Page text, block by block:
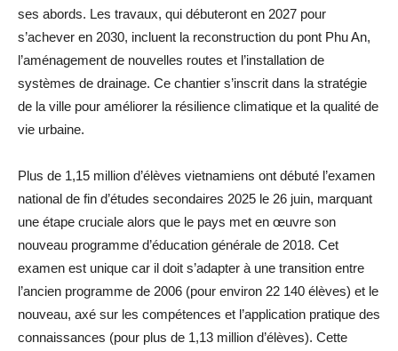
ses abords. Les travaux, qui débuteront en 2027 pour
s’achever en 2030, incluent la reconstruction du pont Phu An,
l’aménagement de nouvelles routes et l’installation de
systèmes de drainage. Ce chantier s’inscrit dans la stratégie
de la ville pour améliorer la résilience climatique et la qualité de
vie urbaine.
Plus de 1,15 million d’élèves vietnamiens ont débuté l’examen
national de fin d’études secondaires 2025 le 26 juin, marquant
une étape cruciale alors que le pays met en œuvre son
nouveau programme d’éducation générale de 2018. Cet
examen est unique car il doit s’adapter à une transition entre
l’ancien programme de 2006 (pour environ 22 140 élèves) et le
nouveau, axé sur les compétences et l’application pratique des
connaissances (pour plus de 1,13 million d’élèves). Cette